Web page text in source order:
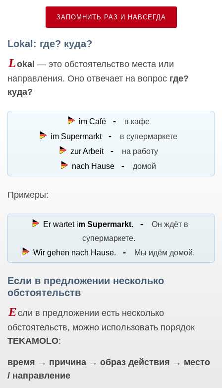
ЗАПОМНИТЬ РАЗ И НАВСЕГДА
Lokal: где? куда?
Lokal — это обстоятельство места или
направления. Оно отвечает на вопрос где?
куда?
im Café
в кафе
im Supermarkt
в супермаркете
zur Arbeit
на работу
nach Hause
домой
Примеры:
Er wartet im Supermarkt.
Он ждёт в
супермаркете.
Wir gehen nach Hause.
Мы идём домой.
Если в предложении несколько
обстоятельств
Если в предложении есть несколько
обстоятельств, можно использовать порядок
TEKAMOLO:
время → причина → образ действия → место
/ направление